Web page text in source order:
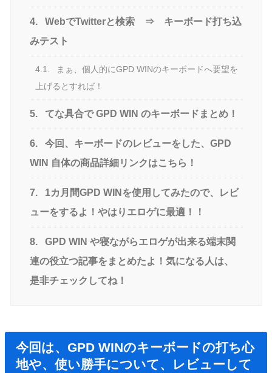
4.
WebでTwitterと検索 ⇒ キーボード打ち込
みテスト
4.1.
まぁ、個人的にGPD WINのキーボードへ要望を
上げるとすれば！
5. てな具合で GPD WIN のキーボードまとめ！
6.
今回、キーボードのレビューをした、GPD
WIN 自体の商品詳細リンクはこちら！
7.
1カ月間GPD WINを使用してみたので、レビ
ューをするよ！やはりエロゲに最適！！
8.
GPD WIN や寝ながらエロゲが出来る端末関
連の役立つ記事をまとめたよ！気になる人は、
是非チェックしてね！
今回は、GPD WINのキーボードの打ち心
地や、使い勝手について、レビューして